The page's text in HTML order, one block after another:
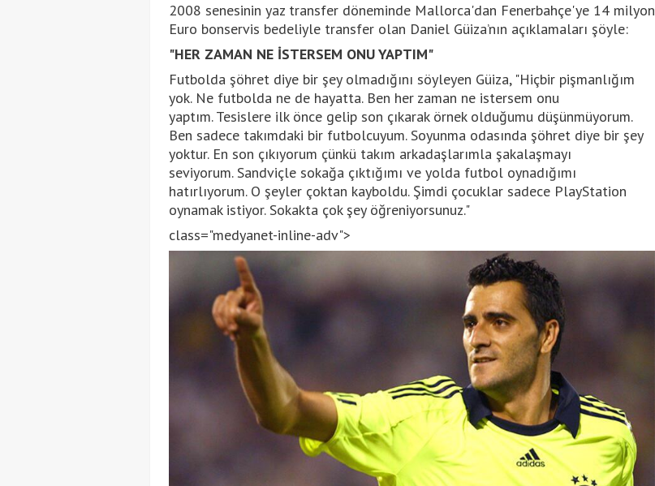
2008 senesinin yaz transfer döneminde Mallorca'dan Fenerbahçe'ye 14 milyon
Euro bonservis bedeliyle transfer olan Daniel Güiza’nın açıklamaları şöyle:
"HER ZAMAN NE İSTERSEM ONU YAPTIM"
Futbolda şöhret diye bir şey olmadığını söyleyen Güiza, "Hiçbir pişmanlığım
yok. Ne futbolda ne de hayatta. Ben her zaman ne istersem onu
yaptım. Tesislere ilk önce gelip son çıkarak örnek olduğumu düşünmüyorum.
Ben sadece takımdaki bir futbolcuyum. Soyunma odasında şöhret diye bir şey
yoktur. En son çıkıyorum çünkü takım arkadaşlarımla şakalaşmayı
seviyorum. Sandviçle sokağa çıktığımı ve yolda futbol oynadığımı
hatırlıyorum. O şeyler çoktan kayboldu. Şimdi çocuklar sadece PlayStation
oynamak istiyor. Sokakta çok şey öğreniyorsunuz."
class="medyanet-inline-adv">